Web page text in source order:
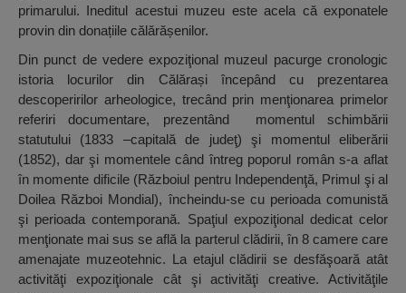
primarului. Ineditul acestui muzeu este acela că exponatele
provin din donațiile călărășenilor.
Din punct de vedere expoziţional muzeul pacurge cronologic
istoria locurilor din Călărași începând cu prezentarea
descoperirilor arheologice, trecând prin menţionarea primelor
referiri documentare, prezentând momentul schimbării
statutului (1833 –capitală de judeţ) şi momentul eliberării
(1852), dar şi momentele când întreg poporul român s-a aflat
în momente dificile (Războiul pentru Independenţă, Primul şi al
Doilea Război Mondial), încheindu-se cu perioada comunistă
şi perioada contemporană. Spaţiul expoziţional dedicat celor
menţionate mai sus se află la parterul clădirii, în 8 camere care
amenajate muzeotehnic. La etajul clădirii se desfăşoară atât
activităţi expoziţionale cât şi activităţi creative. Activităţile